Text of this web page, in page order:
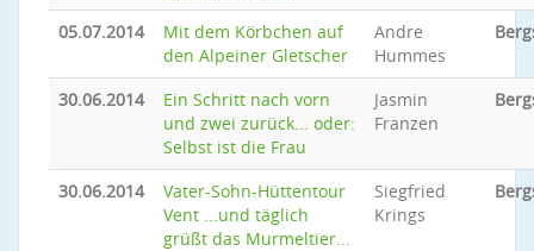
05.07.2014
Mit dem Körbchen auf
den Alpeiner Gletscher
Andre
Hummes
30.06.2014
Ein Schritt nach vorn
und zwei zurück... oder:
Selbst ist die Frau
Jasmin
Franzen
30.06.2014
Vater-Sohn-Hüttentour
Vent ...und täglich
grüßt das Murmeltier...
Siegfried
Krings